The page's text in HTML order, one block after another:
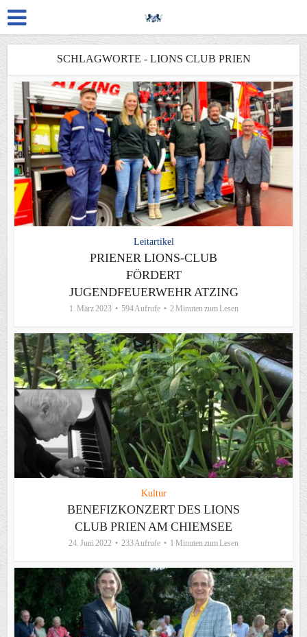
SCHLAGWORTE - LIONS CLUB PRIEN
Leitartikel
PRIENER LIONS-CLUB
FÖRDERT
JUGENDFEUERWEHR ATZING
1. März 2023 594 Aufrufe 2 Minuten zum Lesen
Kultur
BENEFIZKONZERT DES LIONS
CLUB PRIEN AM CHIEMSEE
24. Juni 2022 233 Aufrufe 1 Minuten zum Lesen